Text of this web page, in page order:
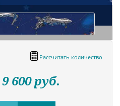
Рассчитать количество
9 600руб.